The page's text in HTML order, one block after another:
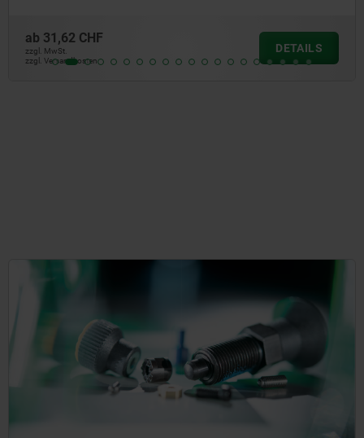
4,21 CHF
zzgl. Versandkosten